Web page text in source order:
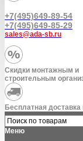
+7(495)649-89-54
+7(495)649-85-29
sales@ada-sb.ru
Скидки монтажным и
строительным
Бесплатная
Меню